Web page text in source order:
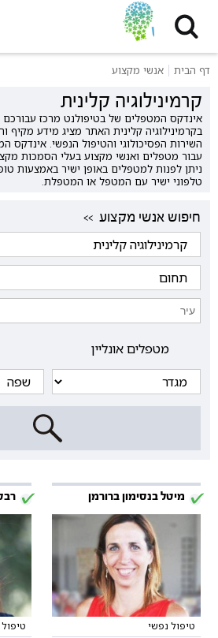
דף הבית אנשי מקצוע
קרמינילוגיה קלינית
אינדקס המטפלים של בטיפולנט מרכז
בקרמינילוגיה קלינית האתר מציג מידע מקיף
השירות הפסיכולוגי והטיפול הנפשי. אינדקס
עבור מטפלים ואנשי מקצוע בעלי הסמכות
ניתן לפנות למטפלים באופן ישיר באמצעות
טלפוני ישיר עם המטפל או המטפלת.
<< חיפוש אנשי מקצוע
מטפלים אונליין
מיטל בנסימון ברורמן
טיפול נפשי